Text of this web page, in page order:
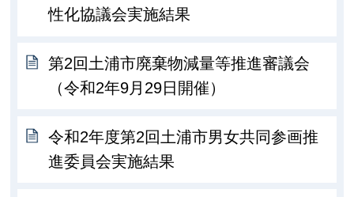
性化協議会実施結果
第2回土浦市廃棄物減量等推進審議会
（令和2年9月29日開催）
令和2年度第2回土浦市男女共同参画推
進委員会実施結果